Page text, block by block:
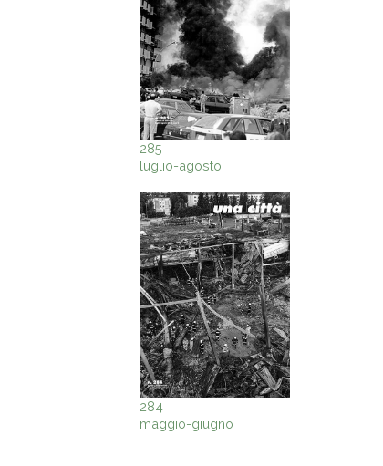
285
luglio-agosto
284
maggio-giugno